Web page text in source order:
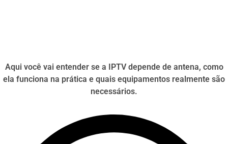
Aqui você vai entender se a IPTV depende de antena, como
ela funciona na prática e quais equipamentos realmente são
necessários.